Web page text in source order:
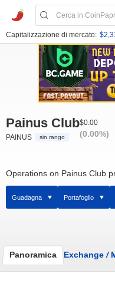
Capitalizzazione di mercato:
Painus Club
PAINUS sin rango
$0.00
(0.00%)
Operations on Painus Club
Guadagna Portafoglio
Panoramica Exchange /